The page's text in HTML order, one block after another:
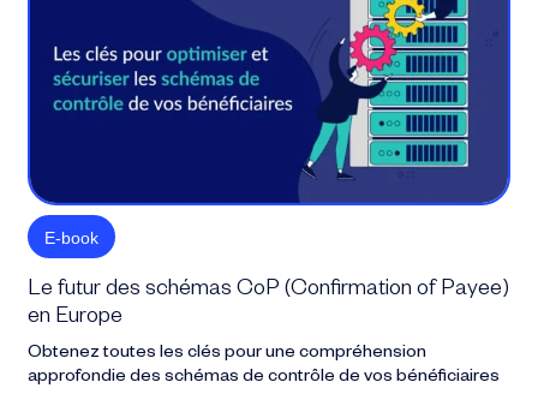
E-book
Le futur des schémas CoP (Confirmation of Payee)
en Europe
Obtenez toutes les clés pour une compréhension
approfondie des schémas de contrôle de vos bénéficiaires